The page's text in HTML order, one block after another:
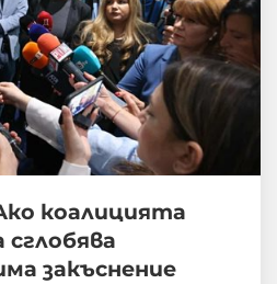
коалицията
сглобява
закъснение